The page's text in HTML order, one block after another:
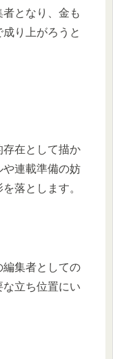
となり、金も
り上がろうと
在として描か
や連載準備の妨
落とします。
集者としての
立ち位置にい